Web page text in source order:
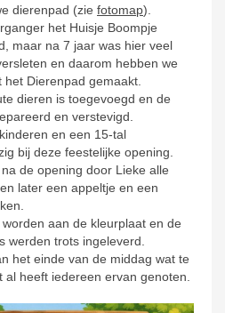
dierenpad (zie fotomap).
het Huisje Boompje
maar na 7 jaar was hier veel
en daarom hebben we
Dierenpad gemaakt.
dieren is toegevoegd en de
en verstevigd.
en een 15-tal
bij deze feestelijke opening.
de opening door Lieke alle
later een appeltje en een
aan de kleurplaat en de
werden trots ingeleverd.
het einde van de middag wat te
heeft iedereen ervan genoten.